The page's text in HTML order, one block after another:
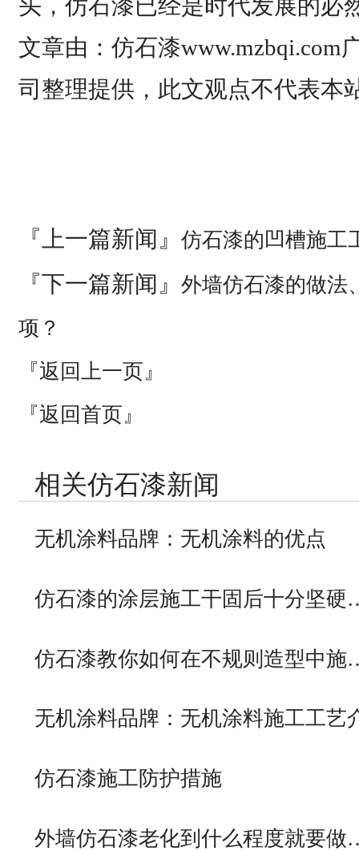
头，仿石漆已经是时代发展的必
文章由：仿石漆www.mzbqi.com
司整理提供，此文观点不代表本
『上一篇新闻』 仿石漆的凹槽施工
『下一篇新闻』 外墙仿石漆的做法
项？
『返回上一页』
『返回首页』
相关仿石漆新闻
无机涂料品牌：无机涂料的优点
仿石漆的涂层施工干固后十分坚
仿石漆教你如何在不规则造型中
无机涂料品牌：无机涂料施工工
仿石漆施工防护措施
外墙仿石漆老化到什么程度就要